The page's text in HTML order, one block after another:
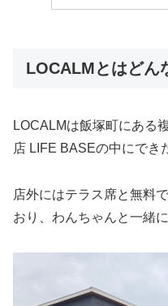
LOCALMとはどん
LOCALMは飯塚町にある
店 LIFE BASEの中にでき
店外にはテラス席と無料
おり、わんちゃんと一緒